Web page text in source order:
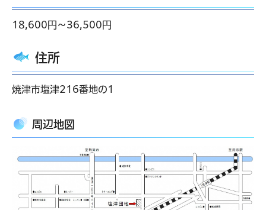
18,600円～36,500円
住所
焼津市塩津216番地の1
周辺地図